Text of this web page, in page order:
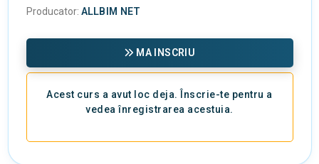
Producator: ALLBIM NET
MA INSCRIU
Acest curs a avut loc deja. Înscrie-te pentru a
vedea înregistrarea acestuia.